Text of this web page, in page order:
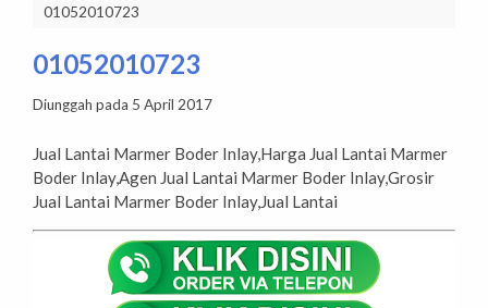
01052010723
01052010723
Diunggah pada 5 April 2017
Jual Lantai Marmer Boder Inlay,Harga Jual Lantai Marmer
Boder Inlay,Agen Jual Lantai Marmer Boder Inlay,Grosir
Jual Lantai Marmer Boder Inlay,Jual Lantai